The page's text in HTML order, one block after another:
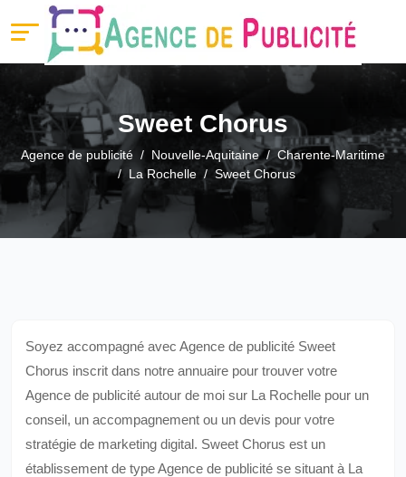
Sweet Chorus
Agence de publicité Nouvelle-Aquitaine
Charente-Maritime
La Rochelle
Sweet Chorus
Soyez accompagné avec Agence de publicité Sweet
Chorus inscrit dans notre annuaire pour trouver votre
Agence de publicité autour de moi sur La Rochelle pour un
conseil, un accompagnement ou un devis pour votre
stratégie de marketing digital. Sweet Chorus est un
établissement de type Agence de publicité se situant à La